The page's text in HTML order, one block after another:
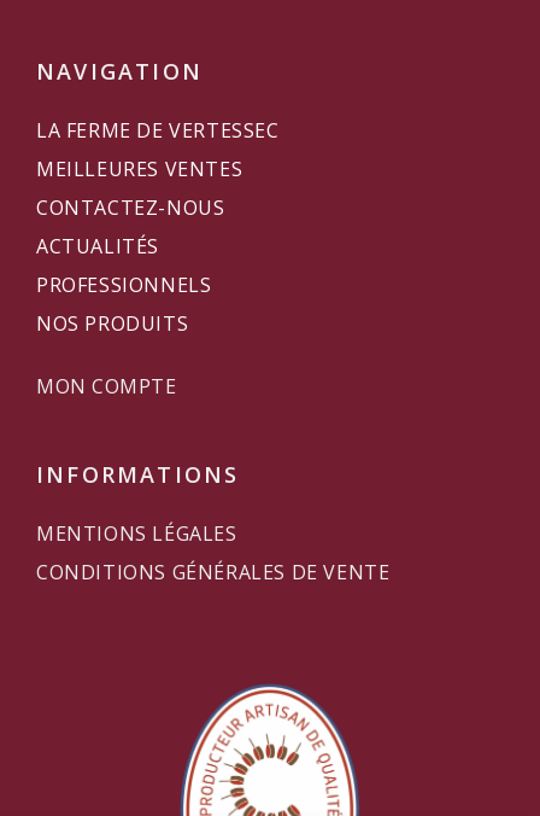
NAVIGATION
LA FERME DE VERTESSEC
MEILLEURES VENTES
CONTACTEZ-NOUS
ACTUALITÉS
PROFESSIONNELS
NOS PRODUITS
MON COMPTE
INFORMATIONS
MENTIONS LÉGALES
CONDITIONS GÉNÉRALES DE VENTE